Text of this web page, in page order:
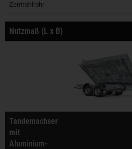
Zentrahlrohr
Nutzmaß (L x B)
Tandemachser
mit
Aluminium-